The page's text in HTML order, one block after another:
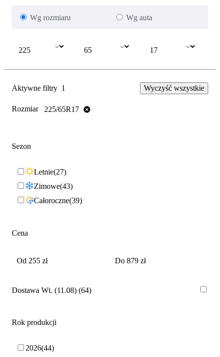
Wg rozmiaru Wg auta
Aktywne filtry 1 Wyczyść wszystkie
Rozmiar 225/65R17
Sezon
Letnie 27
Zimowe 43
Całoroczne 39
Cena
Dostawa Wt. (11.08) 64
Rok produkcji
2026 44